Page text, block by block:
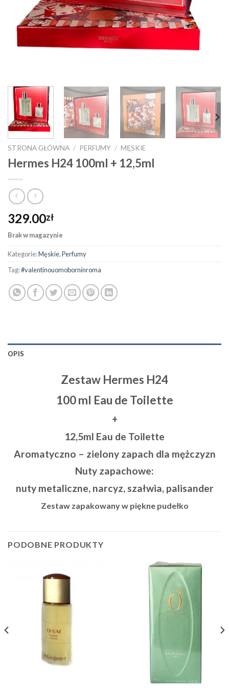
STRONA GŁÓWNA / PERFUMY / MĘSKIE
Hermes H24 100ml + 12,5ml
329.00zł
Brak w magazynie
Kategorie:Męskie,Perfumy
Tag:#valentinouomoborninroma
OPIS
Zestaw Hermes H24
100 ml Eau de Toilette
+
12,5ml Eau de Toilette
Aromatyczno – zielony zapach dla mężczyzn
Nuty zapachowe:
nuty metaliczne, narcyz, szałwia, palisander
Zestaw zapakowany w piękne pudełko
PODOBNE PRODUKTY